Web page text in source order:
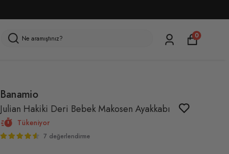
0
Banamio
Julian Hakiki Deri Bebek Makosen Ayakkabı
Tükeniyor
7 değerlendirme